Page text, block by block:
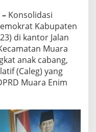
Konsolidasi
Kabupaten
di kantor Jalan
Muara
anak cabang,
(Caleg) yang
Muara Enim